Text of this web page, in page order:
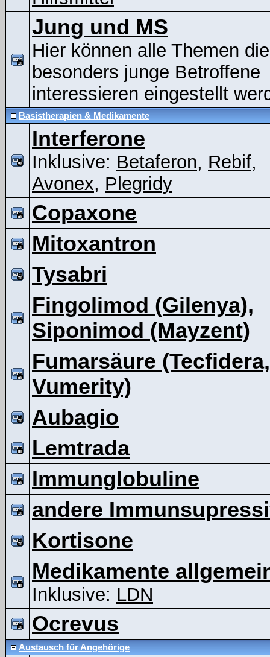
Jung und MS
Hier können alle Themen die
besonders junge Betroffene
interessieren eingestellt
Basistherapien & Medikamente
Interferone
Inklusive: Betaferon, Rebif,
Avonex, Plegridy
Copaxone
Mitoxantron
Tysabri
Fingolimod (Gilenya),
Siponimod (Mayzent)
Fumarsäure (Tecfidera,
Vumerity)
Aubagio
Lemtrada
Immunglobuline
andere
Kortisone
Medikamente
Inklusive: LDN
Ocrevus
Austausch für Angehörige